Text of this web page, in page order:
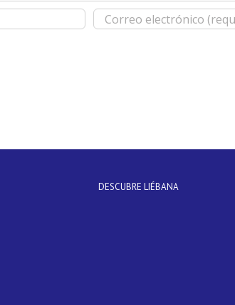
DESCUBRE LIÉBANA